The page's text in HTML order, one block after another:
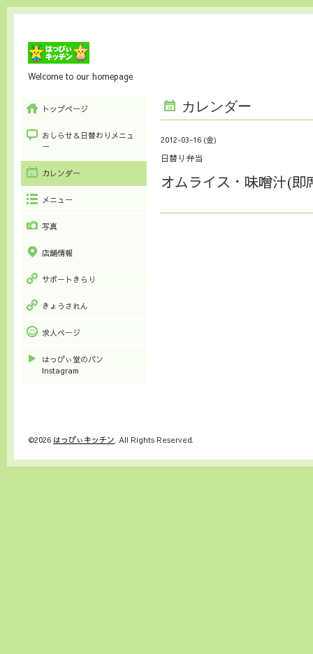
Welcome to our homepage
カレンダー
2012-03-16 (金)
日替り弁当
オムライス・味噌汁(即
トップページ
おしらせ＆日替わりメニュ
ー
カレンダー
メニュー
写真
店舗情報
サポートきらり
きょうされん
求人ページ
はっぴぃ堂のパン
Instagram
©2026 はっぴぃキッチン. All Rights Reserved.